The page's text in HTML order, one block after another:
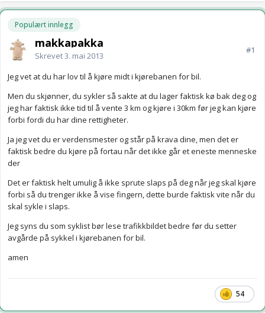
Populært innlegg
makkapakka
Skrevet3. mai 2013
#1
Jeg vet at du har lov til å kjøre midt i kjørebanen for bil.
Men du skjønner, du sykler så sakte at du lager faktisk kø bak deg og
jeg har faktisk ikke tid til å vente 3 km og kjøre i 30km før jeg kan kjøre
forbi fordi du har dine rettigheter.
Ja jeg vet du er verdensmester og står på krava dine, men det er
faktisk bedre du kjøre på fortau når det ikke går et eneste menneske
der
Det er faktisk helt umulig å ikke sprute slaps på deg når jeg skal kjøre
forbi så du trenger ikke å vise fingern, dette burde faktisk vite når du
skal sykle i slaps.
Jeg syns du som syklist bør lese trafikkbildet bedre før du setter
avgårde på sykkel i kjørebanen for bil.
amen
54